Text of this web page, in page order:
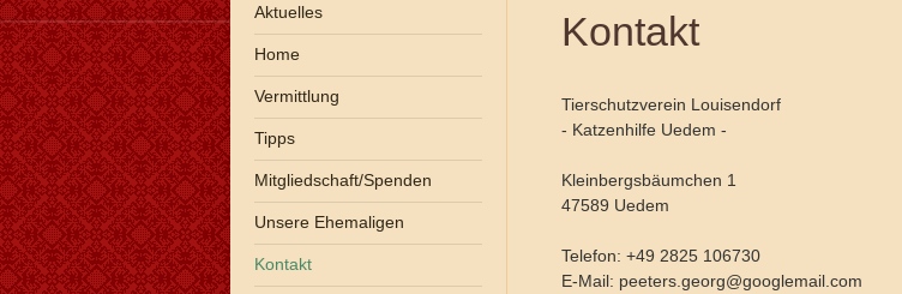
Aktuelles
Home
Vermittlung
Tipps
Mitgliedschaft/Spenden
Unsere Ehemaligen
Kontakt
Kontakt
Tierschutzverein Louisendorf
- Katzenhilfe Uedem -
Kleinbergsbäumchen 1
47589 Uedem
Telefon:+49 2825 106730
E-Mail: peeters.georg@googlemail.com